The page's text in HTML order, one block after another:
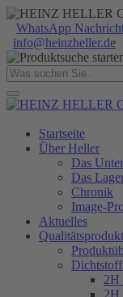
WhatsApp
info@heinzheller.de
Startseite
Über Heller
Das
Das
Chronik
Image-
Aktuelles
2H
2H